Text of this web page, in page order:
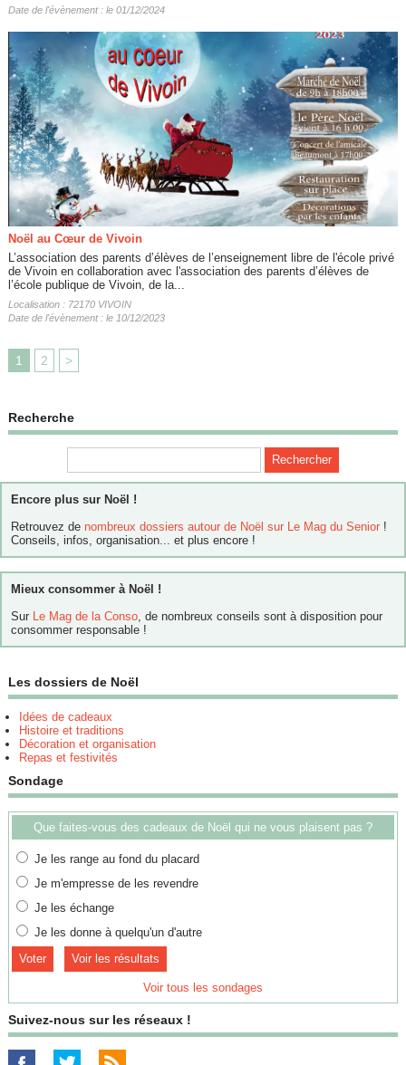
Date de l'évènement : le 01/12/2024
Noël au Cœur de Vivoin
L’association des parents d’élèves de l’enseignement libre de l'école privé
de Vivoin en collaboration avec l'association des parents d’élèves de
l’école publique de Vivoin, de la...
Localisation : 72170 VIVOIN
Date de l'évènement : le 10/12/2023
1 2 >
Recherche
Encore plus sur Noël !
Retrouvez de nombreux dossiers autour de Noël sur Le Mag du Senior !
Conseils, infos, organisation... et plus encore !
Mieux consommer à Noël !
Sur Le Mag de la Conso, de nombreux conseils sont à disposition pour
consommer responsable !
Les dossiers de Noël
Idées de cadeaux
Histoire et traditions
Décoration et organisation
Repas et festivités
Sondage
Que faites-vous des cadeaux de Noël qui ne vous plaisent pas ?
Je les range au fond du placard
Je m'empresse de les revendre
Je les échange
Je les donne à quelqu'un d'autre
Voir les résultats
Voir tous les sondages
Suivez-nous sur les réseaux !